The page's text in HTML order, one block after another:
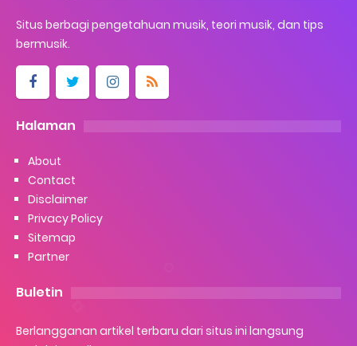
Situs berbagi pengetahuan musik, teori musik, dan tips
bermusik.
Halaman
About
Contact
Disclaimer
Privacy Policy
Sitemap
Partner
Buletin
Berlangganan artikel terbaru dari situs ini langsung